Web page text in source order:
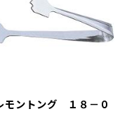
ントング １８－０